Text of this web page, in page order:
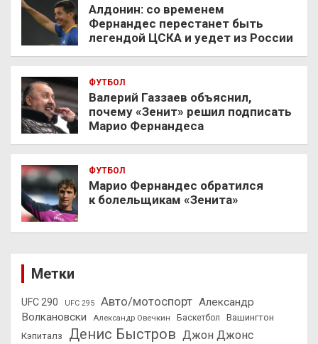
Алдонин: со временем
Фернандес перестанет быть
легендой ЦСКА и уедет из России
ФУТБОЛ
Валерий Газзаев объяснил,
почему «Зенит» решил подписать
Марио Фернандеса
ФУТБОЛ
Марио Фернандес обратился
к болельщикам «Зенита»
Метки
UFC 290 UFC 295 Авто/мотоспорт Александр
Волкановски
Александр Овечкин Баскетбол
Вашингтон
Кэпиталз
Денис Быстров Джон Джонс